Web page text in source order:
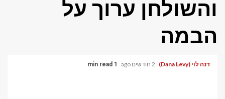
והשולחן ערוך על
הבמה
דנה לוי (Dana Levy) 2 חודשים ago 1 min read